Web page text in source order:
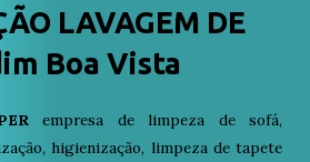
LAVAGEM DE
Boa Vista
empresa de limpeza de sofá,
higienização, limpeza de tapete